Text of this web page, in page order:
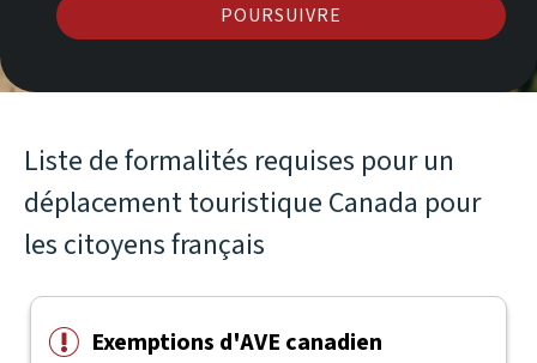
POURSUIVRE
Liste de formalités requises pour un
déplacement touristique Canada pour
les citoyens français
Exemptions d'AVE canadien